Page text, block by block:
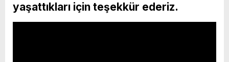
yaşattıkları için teşekkür ederiz.